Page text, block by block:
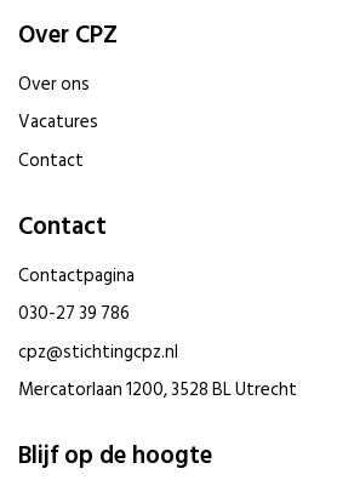
Over CPZ
Over ons
Vacatures
Contact
Contact
Contactpagina
030-27 39 786
cpz@stichtingcpz.nl
Mercatorlaan 1200, 3528 BL Utrecht
Blijf op de hoogte